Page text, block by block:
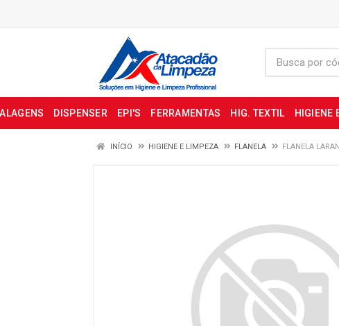
DISPENSER EPI'S FERRAMENTAS HIG. TEXTIL HIGIENE
INÍCIO HIGIENE E LIMPEZA FLANELA FLANELA